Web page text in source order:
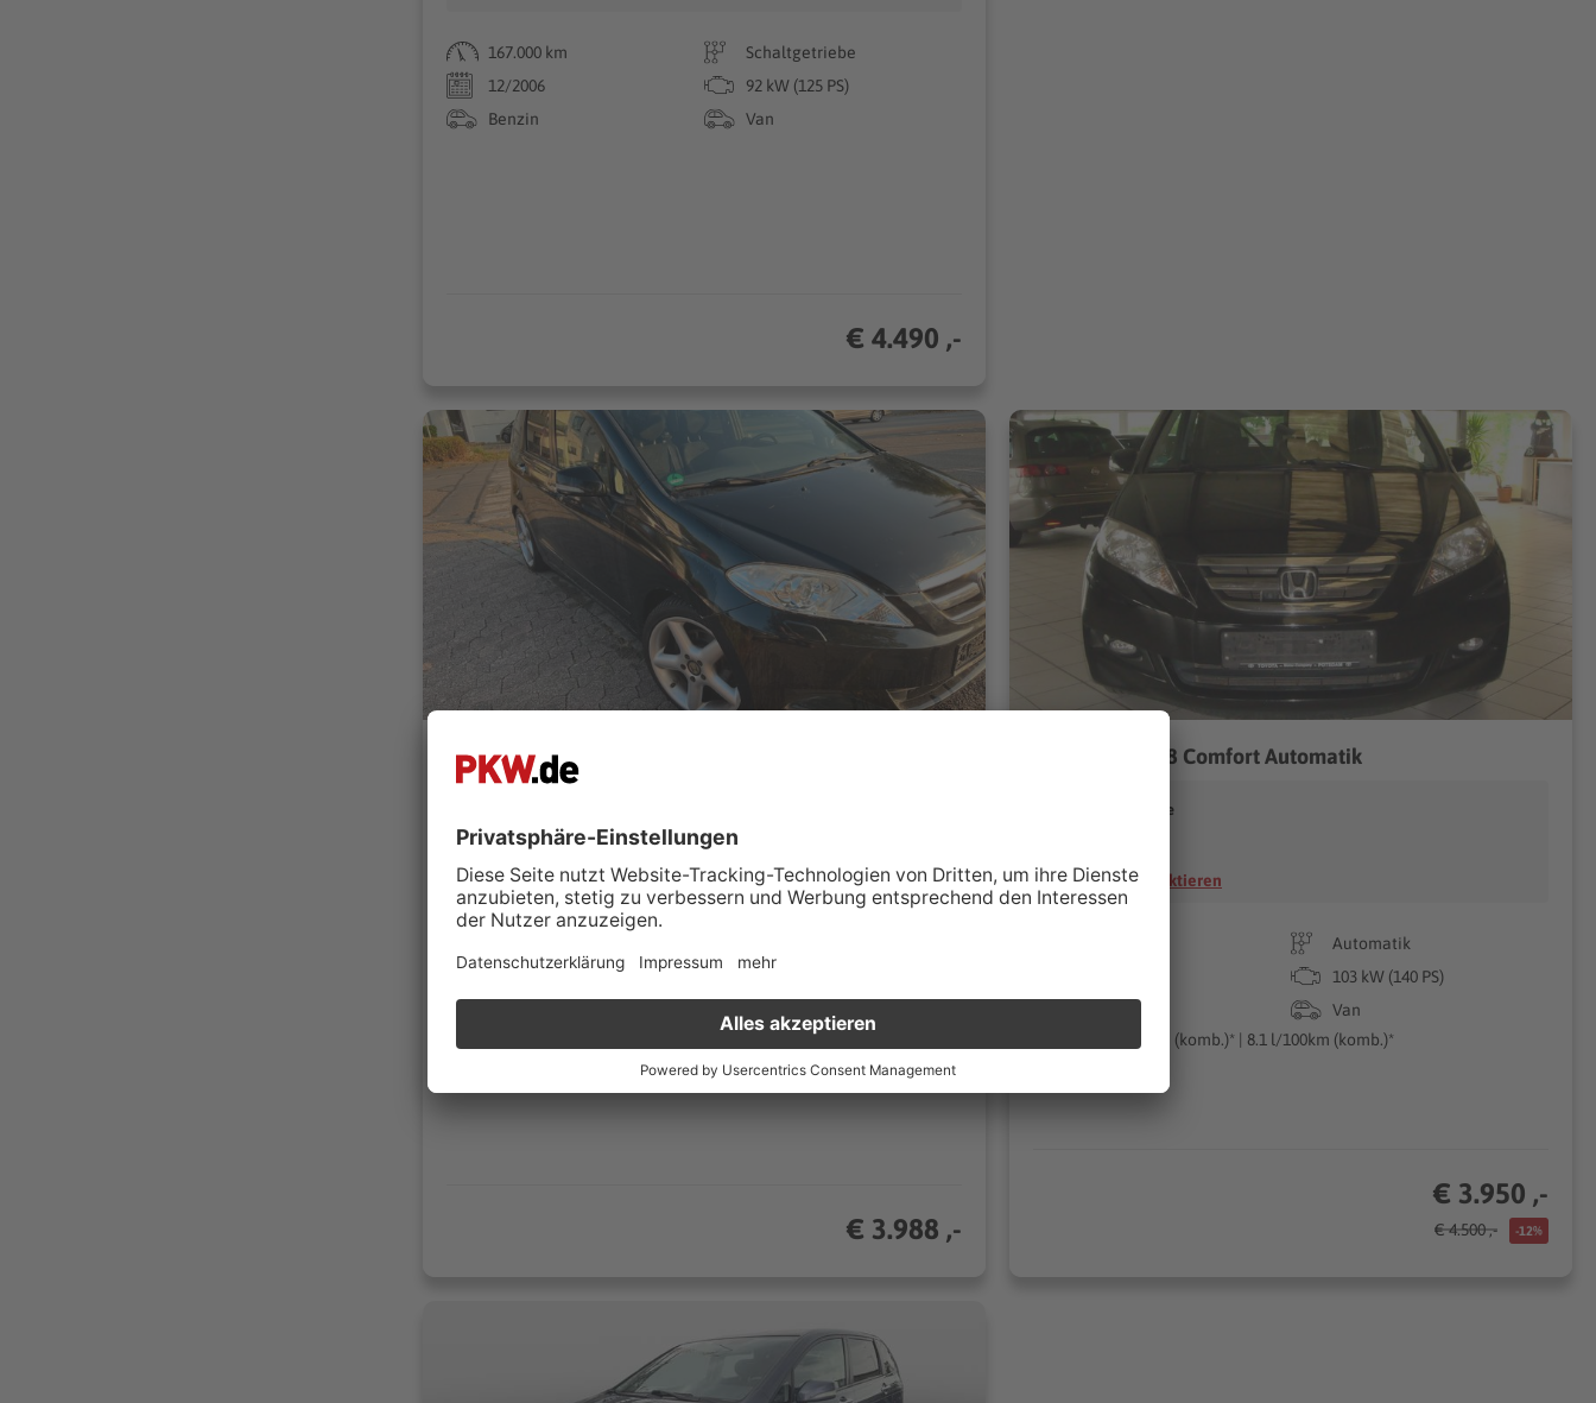
167.000 km
Schaltgetriebe
12/2006
92 kW (125 PS)
Benzin
Van
€ 4.490 ,-
69168 Wiesloch
Händler kontaktieren
€ 3.988 ,-
Honda FR-V 1.8 Comfort Automatik
Meyer Automobile
Händler kontaktieren
Automatik
103 kW (140 PS)
Van
190g CO₂/km (komb.)* | 8.1 l/100km (komb.)*
€ 3.950 ,-
€ 4.500 ,- -12%